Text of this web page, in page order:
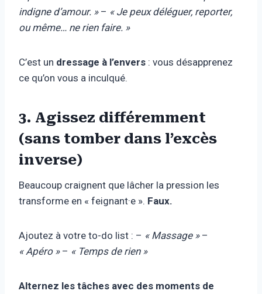
indigne d’amour. »– « Je peux déléguer, reporter,
ou même… ne rien faire. »
C’est un dressage à l’envers : vous désapprenez
ce qu’on vous a inculqué.
3. Agissez différemment
(sans tomber dans l’excès
inverse)
Beaucoup craignent que lâcher la pression les
transforme en « feignant·e ». Faux.
Ajoutez à votre to-do list : – « Massage »–
« Apéro »– « Temps de rien »
Alternez les tâches avec des moments de